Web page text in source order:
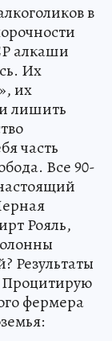
в
алкаши
Их
их
лишить
часть
Все 90-
Рояль,
Результаты
Процитирую
фермера